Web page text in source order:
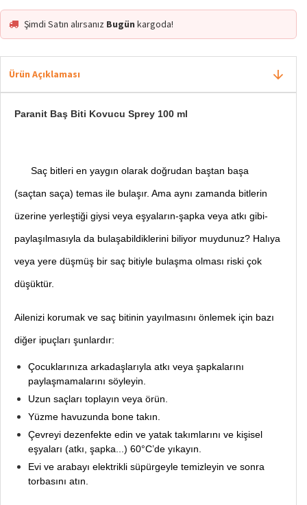
Şimdi Satın alırsanız Bugün kargoda!
Ürün Açıklaması
Paranit Baş Biti Kovucu Sprey 100 ml
Saç bitleri en yaygın olarak doğrudan baştan başa
(saçtan saça) temas ile bulaşır. Ama aynı zamanda bitlerin
üzerine yerleştiği giysi veya eşyaların-şapka veya atkı gibi-
paylaşılmasıyla da bulaşabildiklerini biliyor muydunuz? Halıya
veya yere düşmüş bir saç bitiyle bulaşma olması riski çok
düşüktür.
Ailenizi korumak ve saç bitinin yayılmasını önlemek için bazı
diğer ipuçları şunlardır:
Çocuklarınıza arkadaşlarıyla atkı veya şapkalarını
paylaşmamalarını söyleyin.
Uzun saçları toplayın veya örün.
Yüzme havuzunda bone takın.
Çevreyi dezenfekte edin ve yatak takımlarını ve kişisel
eşyaları (atkı, şapka...) 60°C’de yıkayın.
Evi ve arabayı elektrikli süpürgeyle temizleyin ve sonra
torbasını atın.